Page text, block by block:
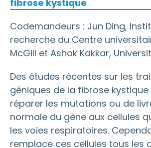
fibrose kystique
Codemandeurs : Jun Ding,
recherche du Centre
McGill et Ashok Kakkar,
Des études récentes sur les
géniques de la fibrose
réparer les mutations ou de
normale du gène aux cellules
les voies respiratoires.
remplace ces cellules tous les